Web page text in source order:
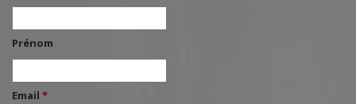
Prénom
Email *